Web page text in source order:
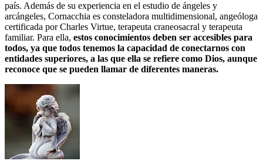
país. Además de su experiencia en el estudio de ángeles y
arcángeles, Cornacchia es consteladora multidimensional, angeóloga
certificada por Charles Virtue, terapeuta craneosacral y terapeuta
familiar. Para ella, estos conocimientos deben ser accesibles para
todos, ya que todos tenemos la capacidad de conectarnos con
entidades superiores, a las que ella se refiere como Dios, aunque
reconoce que se pueden llamar de diferentes maneras.